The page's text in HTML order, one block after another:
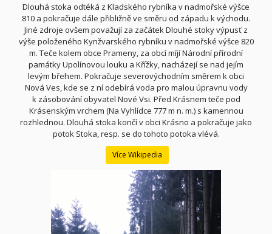
Dlouhá stoka odtéká z Kladského rybníka v nadmořské výšce
810 a pokračuje dále přibližně ve směru od západu k východu.
Jiné zdroje ovšem považují za začátek Dlouhé stoky výpusť z
výše položeného Kynžvarského rybníku v nadmořské výšce 820
m. Teče kolem obce Prameny, za obcí míjí Národní přírodní
památky Upolínovou louku a Křížky, nacházejí se nad jejím
levým břehem. Pokračuje severovýchodním směrem k obci
Nová Ves, kde se z ní odebírá voda pro malou úpravnu vody
k zásobování obyvatel Nové Vsi. Před Krásnem teče pod
Krásenským vrchem (Na Vyhlídce 777 m n. m.) s kamennou
rozhlednou. Dlouhá stoka končí v obci Krásno a pokračuje jako
potok Stoka, resp. se do tohoto potoka vlévá.
Více Wikipedia